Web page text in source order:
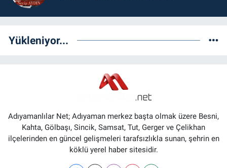
Yükleniyor...
Adıyamanlılar Net; Adıyaman merkez başta olmak üzere Besni,
Kahta, Gölbaşı, Sincik, Samsat, Tut, Gerger ve Çelikhan
ilçelerinden en güncel gelişmeleri tarafsızlıkla sunan, şehrin en
köklü yerel haber sitesidir.